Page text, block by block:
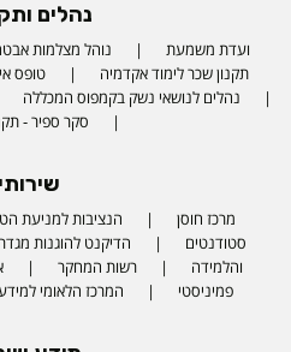
נהלים
ועדת משמעת נוהל מצלמות
תקנון שכר לימוד אקדמיה
טופס
נהלים לנושאי נשק בקמפוס המכללה
סקר ספיר -
מרכז חוסן הנציבות למניעת
סטודנטים
הדיקנט להוגנות
והלמידה
רשות המחקר
פמיניסטי
המרכז הלאומי